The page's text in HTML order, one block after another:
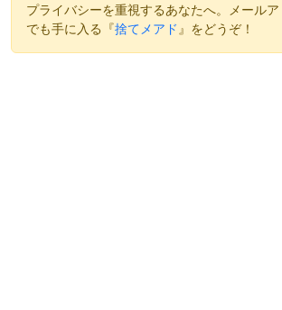
プライバシーを重視するあなたへ。メール
でも手に入る『捨てメアド 』をどうぞ！